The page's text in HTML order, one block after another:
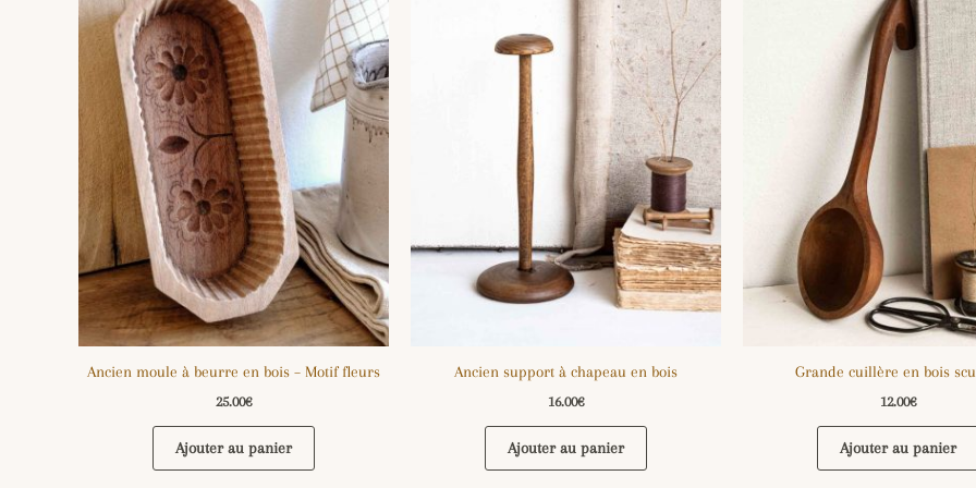
Ancien moule à beurre en bois – Motif fleurs
25.00€
Ajouter au panier
Ancien support à chapeau en bois
16.00€
Ajouter au panier
Grande cuillère en bois
12.00€
Ajouter au panier